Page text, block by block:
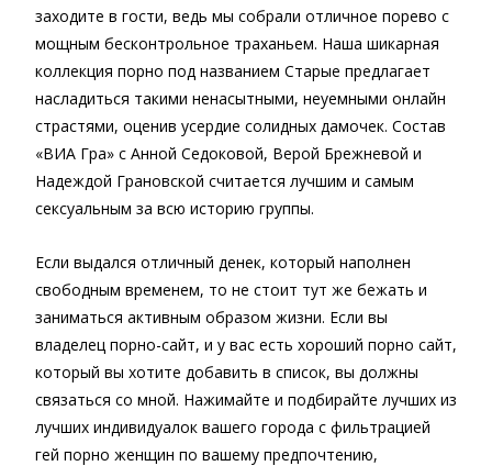
заходите в гости, ведь мы собрали отличное порево с
мощным бесконтрольное траханьем. Наша шикарная
коллекция порно под названием Старые предлагает
насладиться такими ненасытными, неуемными онлайн
страстями, оценив усердие солидных дамочек. Состав
«ВИА Гра» с Анной Седоковой, Верой Брежневой и
Надеждой Грановской считается лучшим и самым
сексуальным за всю историю группы.
Если выдался отличный денек, который наполнен
свободным временем, то не стоит тут же бежать и
заниматься активным образом жизни. Если вы
владелец порно-сайт, и у вас есть хороший порно сайт,
который вы хотите добавить в список, вы должны
связаться со мной. Нажимайте и подбирайте лучших из
лучших индивидуалок вашего города с фильтрацией
гей порно женщин по вашему предпочтению,